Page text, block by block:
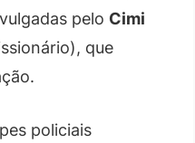
pelo Cimi
que
policiais